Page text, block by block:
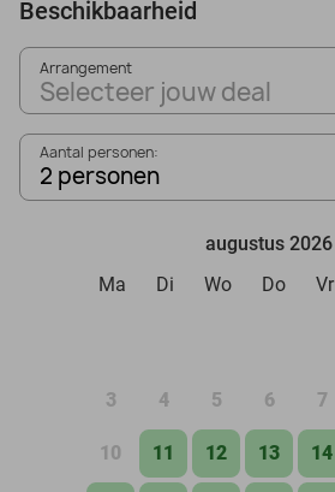
Beschikbaarheid
Arrangement
Selecteer jouw deal
Aantal personen:
2 personen
augustus 2026
Ma
Di Wo Do Vr
3 4 5 6 7
10 11 12 13 14